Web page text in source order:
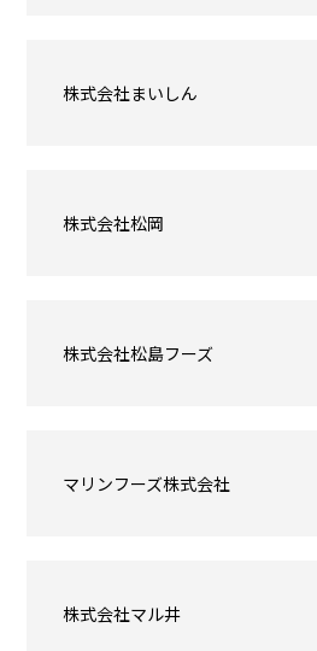
株式会社まいしん
株式会社松岡
株式会社松島フーズ
マリンフーズ株式会社
株式会社マル井